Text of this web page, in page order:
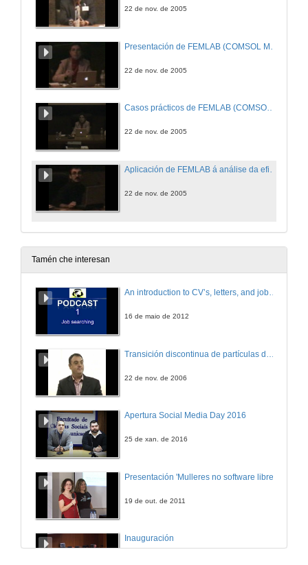
22 de nov. de 2005
22 de nov. de 2005
Casos prácticos de FEMLAB (COMSOL MultiPhysics 3.2)
22 de nov. de 2005
22 de nov. de 2005
Tamén che interesan
An introduction to CV’s, letters, and job searching
16 de maio de 2012
22 de nov. de 2006
Apertura Social Media Day 2016
25 de xan. de 2016
Presentación 'Mulleres no software libre'
19 de out. de 2011
Inauguración